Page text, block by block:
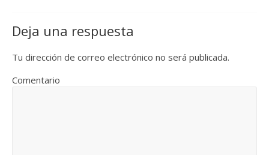
Deja una respuesta
Tu dirección de correo electrónico no será publicada.
Comentario